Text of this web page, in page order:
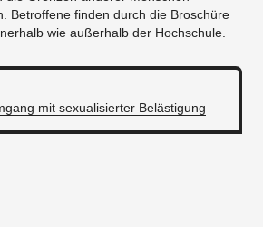
Betroffene finden durch die Broschüre
wie außerhalb der Hochschule.
mit sexualisierter Belästigung